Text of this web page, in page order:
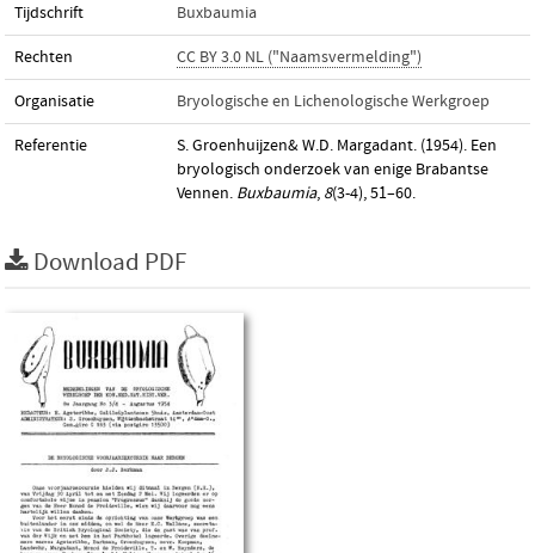
Tijdschrift Buxbaumia
Rechten CC BY 3.0 NL ("Naamsvermelding")
Organisatie Bryologische en Lichenologische Werkgroep
Referentie
S. Groenhuijzen& W.D. Margadant. (1954). Een
bryologisch onderzoek van enige Brabantse
Vennen. Buxbaumia, 8(3-4), 51–60.
Download PDF